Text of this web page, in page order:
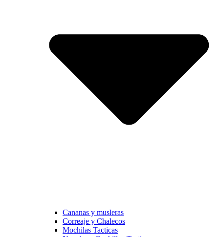
Cananas y musleras
Correaje y Chalecos
Mochilas Tacticas